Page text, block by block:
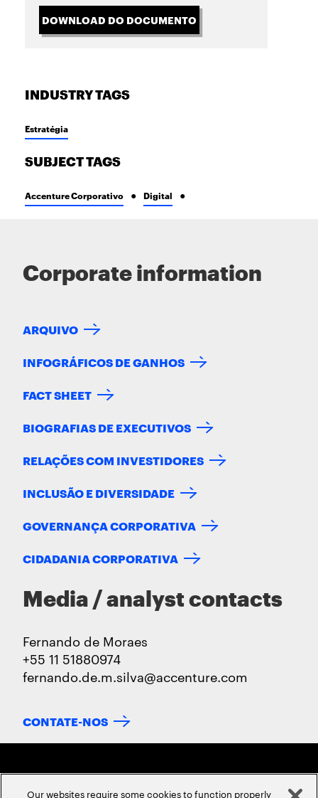
DOWNLOAD DO DOCUMENTO
INDUSTRY TAGS
Estratégia
SUBJECT TAGS
Accenture Corporativo Digital
Corporate information
ARQUIVO
INFOGRÁFICOS DE GANHOS
FACT SHEET
BIOGRAFIAS DE EXECUTIVOS
RELAÇÕES COM INVESTIDORES
INCLUSÃO E DIVERSIDADE
GOVERNANÇA CORPORATIVA
CIDADANIA CORPORATIVA
Media / analyst contacts
Fernando de Moraes
+55 11 51880974
fernando.de.m.silva@accenture.com
CONTATE-NOS
Our websites require some cookies to function properly